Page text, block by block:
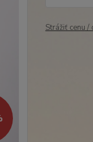
Strážiť cenu